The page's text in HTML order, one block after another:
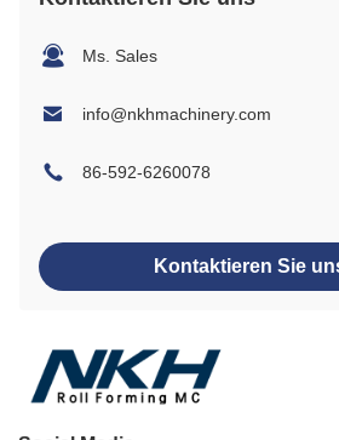
Ms. Sales
info@nkhmachinery.com
86-592-6260078
Kontaktieren Sie